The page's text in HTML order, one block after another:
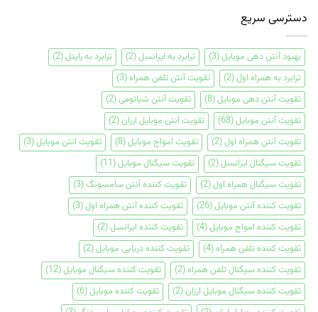
دسترسی سریع
بهبود آنتن دهی موبایل(3) ترابرد به ایرانسل(2) ترابرد به رایتل(2)
ترابرد به همراه اول(2) تقویت آنتن تلفن همراه(3)
تقویت آنتن دهی موبایل(8) تقویت آنتن شیائومی(2)
تقویت آنتن موبایل(68) تقویت آنتن موبایل ارزان(2)
تقویت آنتن همراه اول(2) تقویت امواج موبایل(8) تقویت انتن موبایل(3)
تقویت سیگنال ایرانسل(2) تقویت سیگنال موبایل(11)
تقویت سیگنال همراه اول(2) تقویت کننده آنتن سامسونگ(3)
تقویت کننده آنتن موبایل(26) تقویت کننده آنتن همراه اول(3)
تقویت کننده امواج موبایل(4) تقویت کننده ایرانسل(2)
تقویت کننده تلفن همراه(4) تقویت کننده دریایی موبایل(2)
تقویت کننده سیگنال تلفن همراه(2) تقویت کننده سیگنال موبایل(12)
تقویت کننده سیگنال موبایل ارزان(2) تقویت کننده موبایل(6)